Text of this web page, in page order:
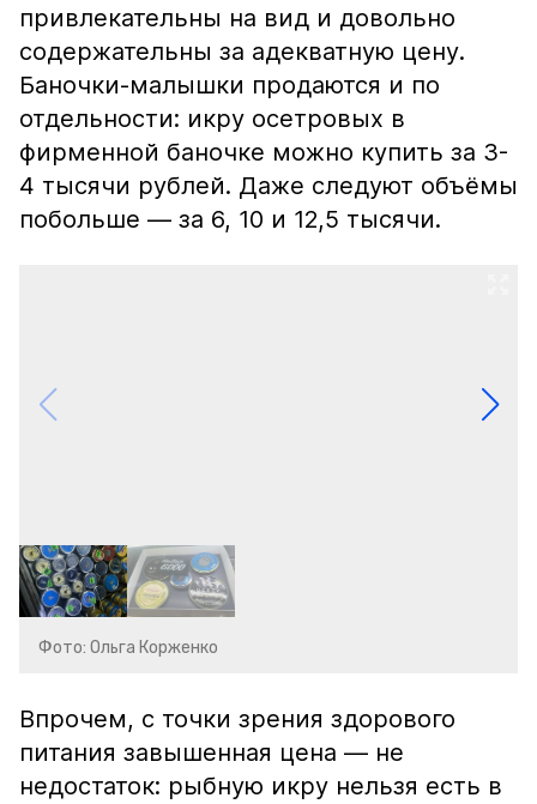
привлекательны на вид и довольно
содержательны за адекватную цену.
Баночки-малышки продаются и по
отдельности: икру осетровых в
фирменной баночке можно купить за 3-
4 тысячи рублей. Даже следуют объёмы
побольше — за 6, 10 и 12,5 тысячи.
Фото: Ольга Корженко
Впрочем, с точки зрения здорового
питания завышенная цена — не
недостаток: рыбную икру нельзя есть в